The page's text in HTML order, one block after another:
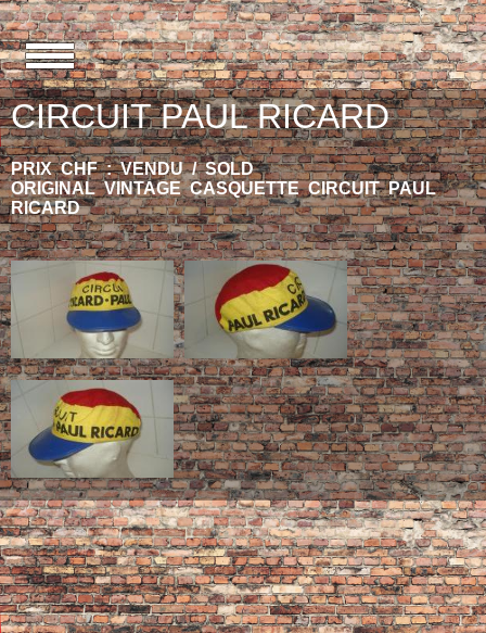
CIRCUIT PAUL RICARD
PRIX CHF : VENDU / SOLD
ORIGINAL VINTAGE CASQUETTE CIRCUIT PAUL
RICARD